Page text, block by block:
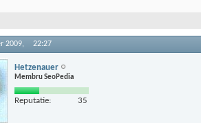
2009, 22:27
Hetzenauer
Membru SeoPedia
Reputatie: 35